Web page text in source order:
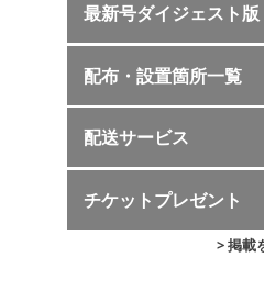
最新号ダイジェスト版
配布・設置箇所一覧
配送サービス
チケットプレゼント
> 掲載